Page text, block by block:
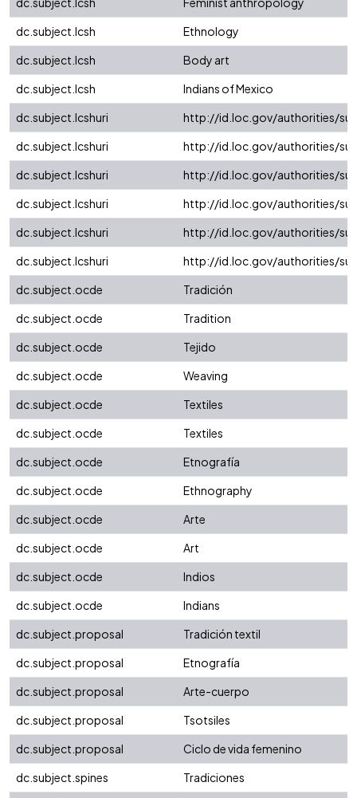
dc.subject.lcsh
Ethnology
dc.subject.lcsh
Body art
dc.subject.lcsh
Indians of Mexico
dc.subject.lcshuri
http://id.loc.gov/authorities/
dc.subject.lcshuri
http://id.loc.gov/authorities/
dc.subject.lcshuri
http://id.loc.gov/authorities/
dc.subject.lcshuri
http://id.loc.gov/authorities/
dc.subject.lcshuri
http://id.loc.gov/authorities/
dc.subject.lcshuri
http://id.loc.gov/authorities/
dc.subject.ocde
Tradición
dc.subject.ocde
Tradition
dc.subject.ocde
Tejido
dc.subject.ocde
Weaving
dc.subject.ocde
Textiles
dc.subject.ocde
Textiles
dc.subject.ocde
Etnografía
dc.subject.ocde
Ethnography
dc.subject.ocde
Arte
dc.subject.ocde
Art
dc.subject.ocde
Indios
dc.subject.ocde
Indians
dc.subject.proposal
Tradición textil
dc.subject.proposal
Etnografía
dc.subject.proposal
Arte-cuerpo
dc.subject.proposal
Tsotsiles
dc.subject.proposal
Ciclo de vida femenino
dc.subject.spines
Tradiciones